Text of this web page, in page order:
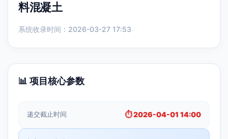
料混凝土
系统收录时间：2026-03-27 17:53
📊 项目核心参数
递交截止时间 ⏱️ 2026-04-01 14:00